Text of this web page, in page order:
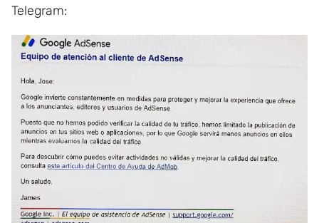
Telegram: